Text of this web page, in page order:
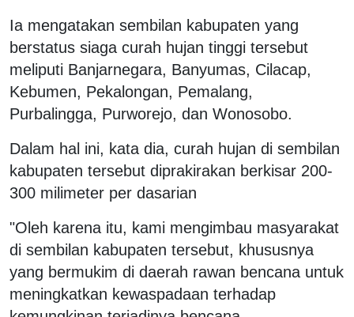
Ia mengatakan sembilan kabupaten yang
berstatus siaga curah hujan tinggi tersebut
meliputi Banjarnegara, Banyumas, Cilacap,
Kebumen, Pekalongan, Pemalang,
Purbalingga, Purworejo, dan Wonosobo.
Dalam hal ini, kata dia, curah hujan di sembilan
kabupaten tersebut diprakirakan berkisar 200-
300 milimeter per dasarian
"Oleh karena itu, kami mengimbau masyarakat
di sembilan kabupaten tersebut, khususnya
yang bermukim di daerah rawan bencana untuk
meningkatkan kewaspadaan terhadap